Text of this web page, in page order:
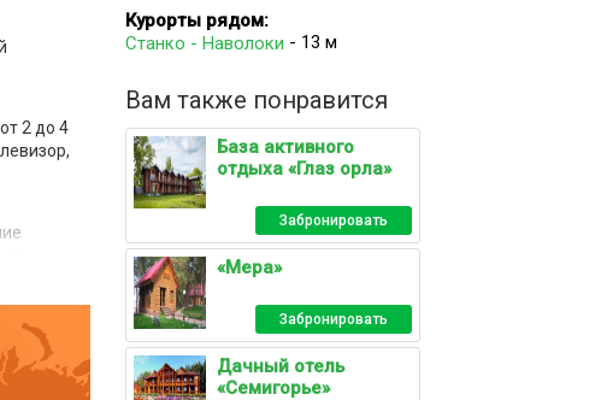
2 до 4
Курорты рядом:
Станко - Наволоки - 13 м
Вам также понравится
База активного
отдыха «Глаз орла»
Забронировать
«Мера»
Забронировать
Дачный отель
«Семигорье»